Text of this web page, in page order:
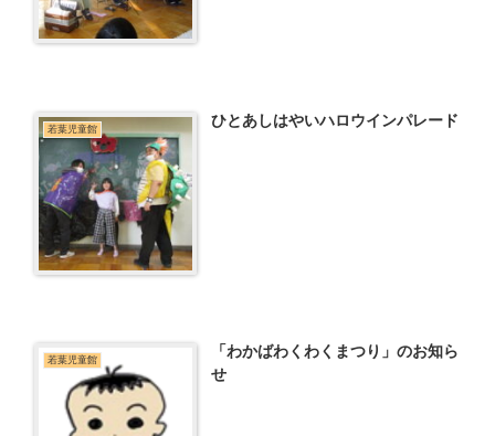
若葉児童館 ひとあしはやいハロウインパレード
若葉児童館
「わかばわくわくまつり」のお知ら
せ